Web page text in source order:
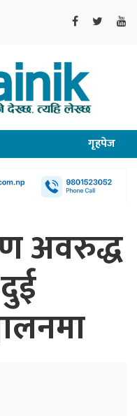
गृहपेज
अवरुद्ध